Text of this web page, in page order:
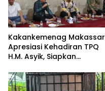
Kakankemenag Makassar
Apresiasi Kehadiran TPQ
H.M. Asyik, Siapkan
Cegah Anak Miskin
Spiritualitas